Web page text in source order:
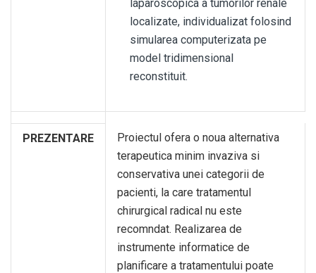
laparoscopica a tumorilor renale
localizate, individualizat folosind
simularea computerizata pe
model tridimensional
reconstituit.
PREZENTARE
Proiectul ofera o noua alternativa
terapeutica minim invaziva si
conservativa unei categorii de
pacienti, la care tratamentul
chirurgical radical nu este
recomndat. Realizarea de
instrumente informatice de
planificare a tratamentului poate